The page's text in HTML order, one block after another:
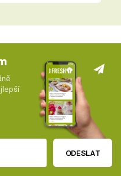
ODESLAT